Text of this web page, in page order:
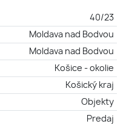
40/23
Moldava nad Bodvou
Moldava nad Bodvou
Košice - okolie
Košický kraj
Objekty
Predaj